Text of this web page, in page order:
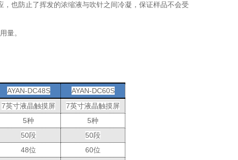
，也防止了挥发的浓缩液与吹针之间冷凝，保证样品不会受
量。
AYAN-DC48S
AYAN-DC60S
7英寸液晶触摸屏 7英寸液晶触摸屏
5种 5种
50段 50段
48位 60位